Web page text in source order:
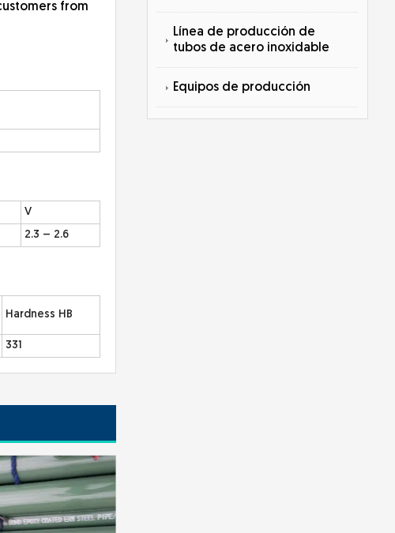
Línea de producción de
tubos de acero inoxidable
Equipos de producción
from
V
2.3 – 2.6
Hardness HB
331